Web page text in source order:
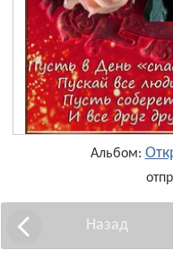
Альбом:
Назад